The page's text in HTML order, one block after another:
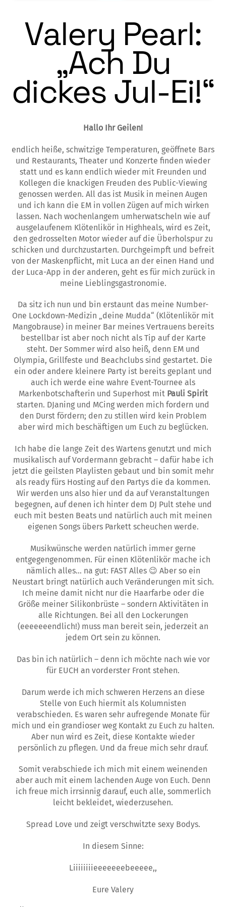
Valery Pearl:
„Ach Du
dickes Jul-Ei!“
Hallo Ihr Geilen!
endlich heiße, schwitzige Temperaturen, geöffnete Bars
und Restaurants, Theater und Konzerte finden wieder
statt und es kann endlich wieder mit Freunden und
Kollegen die knackigen Freuden des Public-Viewing
genossen werden. All das ist Musik in meinen Augen
und ich kann die EM in vollen Zügen auf mich wirken
lassen. Nach wochenlangem umherwatscheln wie auf
ausgelaufenem Klötenlikör in Highheals, wird es Zeit,
den gedrosselten Motor wieder auf die Überholspur zu
schicken und durchzustarten. Durchgeimpft und befreit
von der Maskenpflicht, mit Luca an der einen Hand und
der Luca-App in der anderen, geht es für mich zurück in
meine Lieblingsgastronomie.
Da sitz ich nun und bin erstaunt das meine Number-
One Lockdown-Medizin „deine Mudda“ (Klötenlikör mit
Mangobrause) in meiner Bar meines Vertrauens bereits
bestellbar ist aber noch nicht als Tip auf der Karte
steht. Der Sommer wird also heiß, denn EM und
Olympia, Grillfeste und Beachclubs sind gestartet. Die
ein oder andere kleinere Party ist bereits geplant und
auch ich werde eine wahre Event-Tournee als
Markenbotschafterin und Superhost mit Pauli Spirit
starten. DJaning und MCing werden mich fordern und
den Durst fördern; den zu stillen wird kein Problem
aber wird mich beschäftigen um Euch zu beglücken.
Ich habe die lange Zeit des Wartens genutzt und mich
musikalisch auf Vordermann gebracht – dafür habe ich
jetzt die geilsten Playlisten gebaut und bin somit mehr
als ready fürs Hosting auf den Partys die da kommen.
Wir werden uns also hier und da auf Veranstaltungen
begegnen, auf denen ich hinter dem DJ Pult stehe und
euch mit besten Beats und natürlich auch mit meinen
eigenen Songs übers Parkett scheuchen werde.
Musikwünsche werden natürlich immer gerne
entgegengenommen. Für einen Klötenlikör mache ich
nämlich alles… na gut: FAST Alles 😉 Aber so ein
Neustart bringt natürlich auch Veränderungen mit sich.
Ich meine damit nicht nur die Haarfarbe oder die
Größe meiner Silikonbrüste – sondern Aktivitäten in
alle Richtungen. Bei all den Lockerungen
(eeeeeeendlich!) muss man bereit sein, jederzeit an
jedem Ort sein zu können.
Das bin ich natürlich – denn ich möchte nach wie vor
für EUCH an vorderster Front stehen.
Darum werde ich mich schweren Herzens an diese
Stelle von Euch hiermit als Kolumnisten
verabschieden. Es waren sehr aufregende Monate für
mich und ein grandioser weg Kontakt zu Euch zu halten.
Aber nun wird es Zeit, diese Kontakte wieder
persönlich zu pflegen. Und da freue mich sehr drauf.
Somit verabschiede ich mich mit einem weinenden
aber auch mit einem lachenden Auge von Euch. Denn
ich freue mich irrsinnig darauf, euch alle, sommerlich
leicht bekleidet, wiederzusehen.
Spread Love und zeigt verschwitzte sexy Bodys.
In diesem Sinne:
Liiiiiiiieeeeeeebeeeee,,
Eure Valery